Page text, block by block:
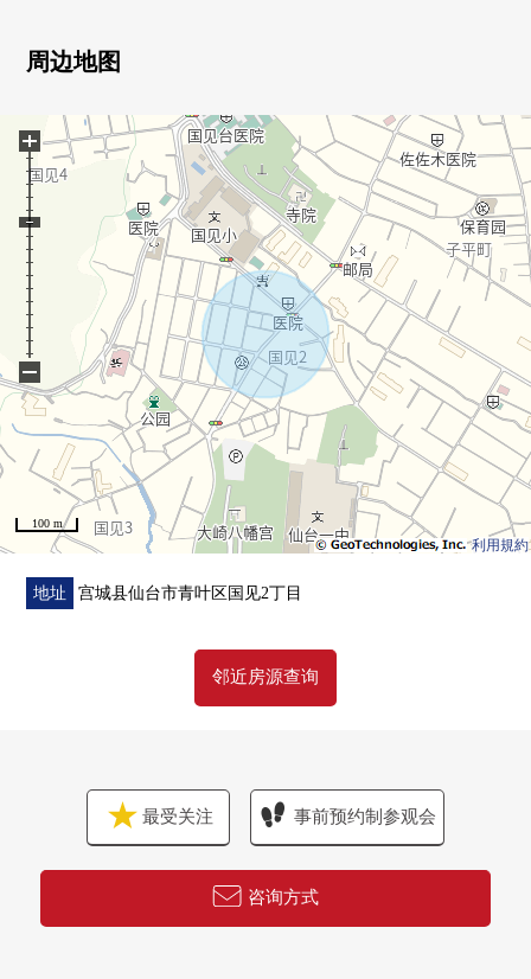
○中小学有切身关系的安心的上学环境
○有阳台明亮地开放性的住空間
○hachiman石川诊所 步行2分钟的约140m
○全家便利店仙台八幡2丁目商店 步行3分钟的约180m
○doraggusutoamori子平町商店 步行4分钟的约270m
○章鱼公园 步行4分钟的约300m
○仙台子平町邮局 步行7分钟的约540m
○AEON特快仙台八幡店 步行11分钟的约860m
○西友树町商店 步行17分钟的约1310m
周边地图
利用規約
100 m
+
−
地址 宫城县仙台市青叶区国见2丁目
邻近房源查询
最受关注 事前预约制参观会
咨询方式